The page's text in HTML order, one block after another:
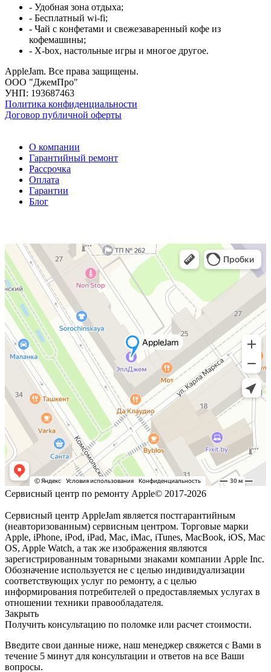
- Удобная зона отдыха;
- Бесплатный wi-fi;
- Чай с конфетами и свежезаваренный кофе из
кофемашины;
- X-box, настольные игры и многое другое.
AppleJam. Все права защищены.
ООО "ДжемПро"
УНП: 193687463
Политика конфиденциальности
Договор публичной оферты
О компании
Гарантийный ремонт
Рассрочка
Оплата
Гарантии
Блог
Сервисный центр по ремонту Apple© 2017-2026
Сервисный центр AppleJam является постгарантийным
(неавторизованным) сервисным центром. Торговые марки
Apple, iPhone, iPod, iPad, Mac, iMac, iTunes, MacBook, iOS, Mac
OS, Apple Watch, а так же изображения являются
зарегистрированным товарными знаками компании Apple Inc.
Обозначение используется не с целью индивидуализации
соответствующих услуг по ремонту, а с целью
информирования потребителей о предоставляемых услугах в
отношении техники правообладателя.
Закрыть
Получить консультацию по поломке или расчет стоимости.
Введите свои данные ниже, наш менеджер свяжется с Вами в
течение 5 минут для консультации и ответов на все Ваши
вопросы.